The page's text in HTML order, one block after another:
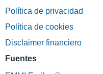
Política de privacidad
Política de cookies
Disclaimer financiero
Fuentes